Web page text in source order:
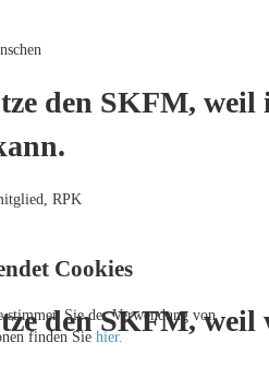
den SKFM,
RPK
den SKFM, weil
Cookies
Sie der Verwendung von
finden Sie hier.